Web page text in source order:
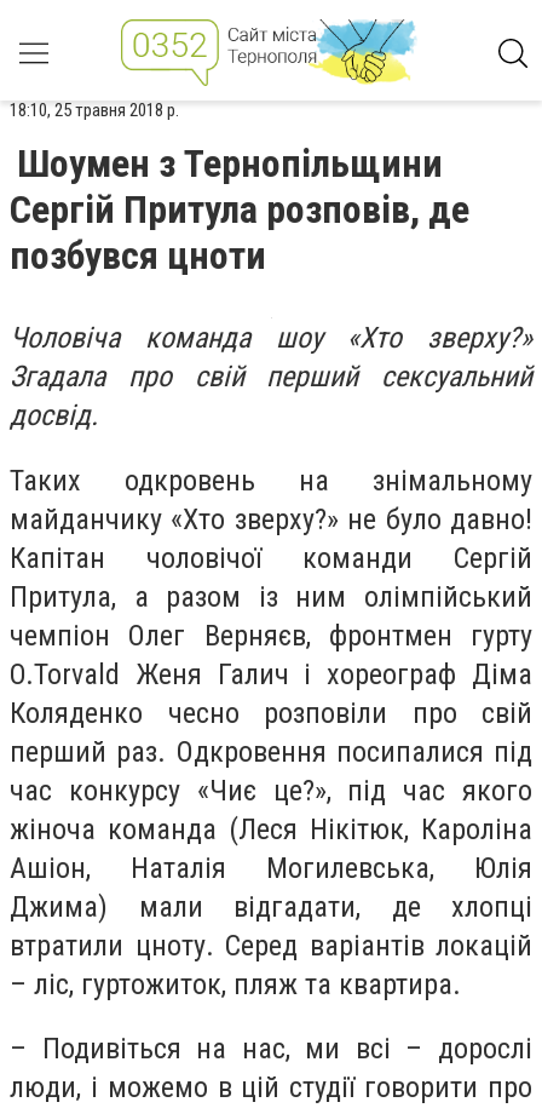
18:10, 25 травня 2018 р.
Шоумен з Тернопільщини
Сергій Притула розповів, де
позбувся цноти
Чоловіча команда шоу «Хто зверху?»
Згадала про свій перший сексуальний
досвід.
Таких одкровень на знімальному
майданчику «Хто зверху?» не було давно!
Капітан чоловічої команди Сергій
Притула, а разом із ним олімпійський
чемпіон Олег Верняєв, фронтмен гурту
O.Torvald Женя Галич і хореограф Діма
Коляденко чесно розповіли про свій
перший раз. Одкровення посипалися під
час конкурсу «Чиє це?», під час якого
жіноча команда (Леся Нікітюк, Кароліна
Ашіон, Наталія Могилевська, Юлія
Джима) мали відгадати, де хлопці
втратили цноту. Серед варіантів локацій
– ліс, гуртожиток, пляж та квартира.
– Подивіться на нас, ми всі – дорослі
люди, і можемо в цій студії говорити про